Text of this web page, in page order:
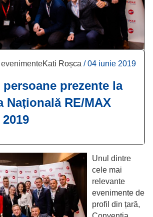
Kati Roșca /04 iunie 2019
persoane prezente la
Națională RE/MAX
Unul dintre
cele mai
relevante
evenimente de
profil din țară,